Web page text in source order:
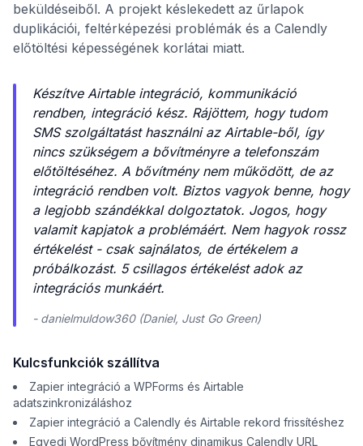
beküldéseiből. A projekt késlekedett az űrlapok
duplikációi, feltérképezési problémák és a Calendly
előtöltési képességének korlátai miatt.
Készítve Airtable integráció, kommunikáció
rendben, integráció kész. Rájöttem, hogy tudom
SMS szolgáltatást használni az Airtable-ből, így
nincs szükségem a bővítményre a telefonszám
előtöltéséhez. A bővítmény nem működött, de az
integráció rendben volt. Biztos vagyok benne, hogy
a legjobb szándékkal dolgoztatok. Jogos, hogy
valamit kapjatok a problémáért. Nem hagyok rossz
értékelést - csak sajnálatos, de értékelem a
próbálkozást. 5 csillagos értékelést adok az
integrációs munkáért.
- danielmuldow360 (Daniel, Just Go Green)
Kulcsfunkciók szállítva
Zapier integráció a WPForms és Airtable
adatszinkronizáláshoz
Zapier integráció a Calendly és Airtable rekord frissítéshez
Egyedi WordPress bővítmény dinamikus Calendly URL